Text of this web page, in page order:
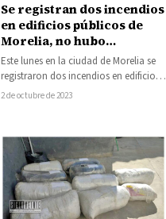
Se registran dos incendios
en edificios públicos de
Morelia, no hubo
lesionados
Este lunes en la ciudad de Morelia se
registraron dos incendios en edificios
públicos, el primero en el…
2 de octubre de 2023